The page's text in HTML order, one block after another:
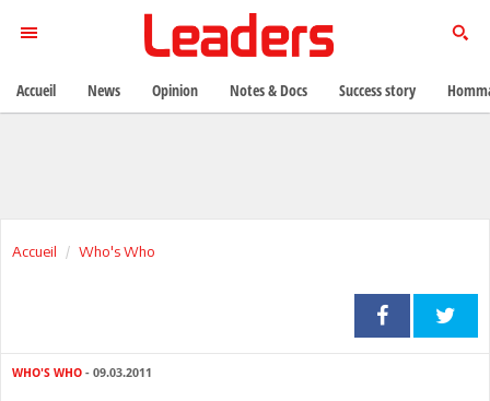
Accueil Who's Who
WHO'S WHO - 09.03.2011
Accueil News Opinion Notes & Docs Success story